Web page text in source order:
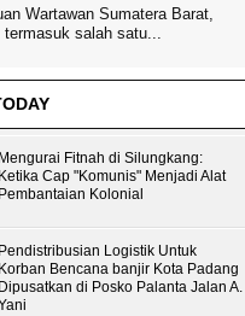
Wartawan Sumatera Barat,
termasuk salah satu...
Mengurai Fitnah di Silungkang:
Ketika Cap "Komunis" Menjadi Alat
Pembantaian Kolonial
Pendistribusian Logistik Untuk
Korban Bencana banjir Kota Padang
Dipusatkan di Posko Palanta Jalan A.